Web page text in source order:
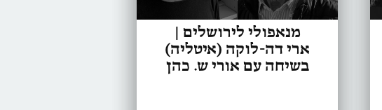
מנאפולי לירושלים |
ארי דה-לוקה (איטליה)
בשיחה עם אורי ש. כהן